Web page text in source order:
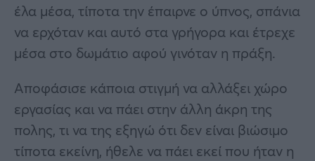
έλα μέσα, τίποτα την έπαιρνε ο ύπνος, σπάνια
να ερχόταν και αυτό στα γρήγορα και έτρεχε
μέσα στο δωμάτιο αφού γινόταν η πράξη.
Αποφάσισε κάποια στιγμή να αλλάξει χώρο
εργασίας και να πάει στην άλλη άκρη της
πολης, τι να της εξηγώ ότι δεν είναι βιώσιμο
τίποτα εκείνη, ήθελε να πάει εκεί που ήταν η